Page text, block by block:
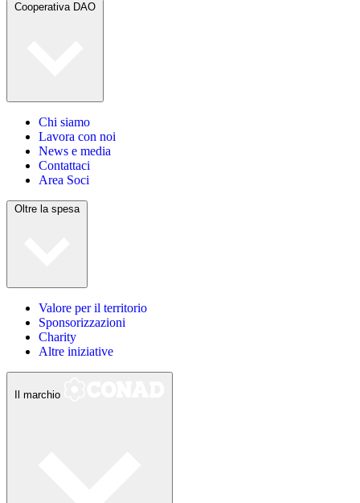
Cooperativa DAO
Chi siamo
Lavora con noi
News e media
Contattaci
Area Soci
Oltre la spesa
Valore per il territorio
Sponsorizzazioni
Charity
Altre iniziative
Il marchio